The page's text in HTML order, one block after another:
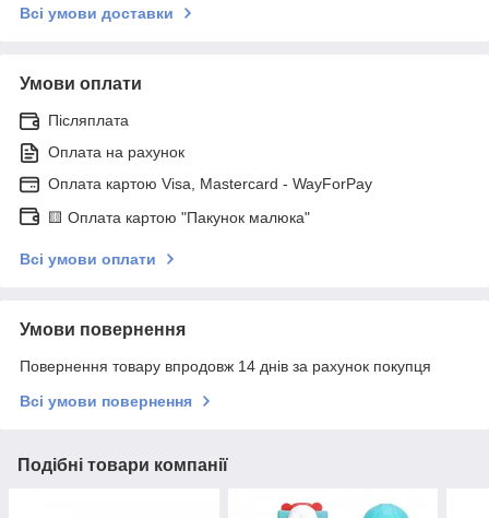
Всі умови доставки
Умови оплати
Післяплата
Оплата на рахунок
Оплата картою Visa, Mastercard - WayForPay
🟨 Оплата картою "Пакунок малюка"
Всі умови оплати
Умови повернення
Повернення товару впродовж 14 днів за рахунок покупця
Всі умови повернення
Подібні товари компанії